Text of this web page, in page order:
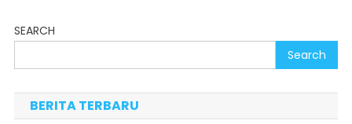
SEARCH
Search
BERITA TERBARU